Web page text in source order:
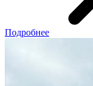
Подробнее